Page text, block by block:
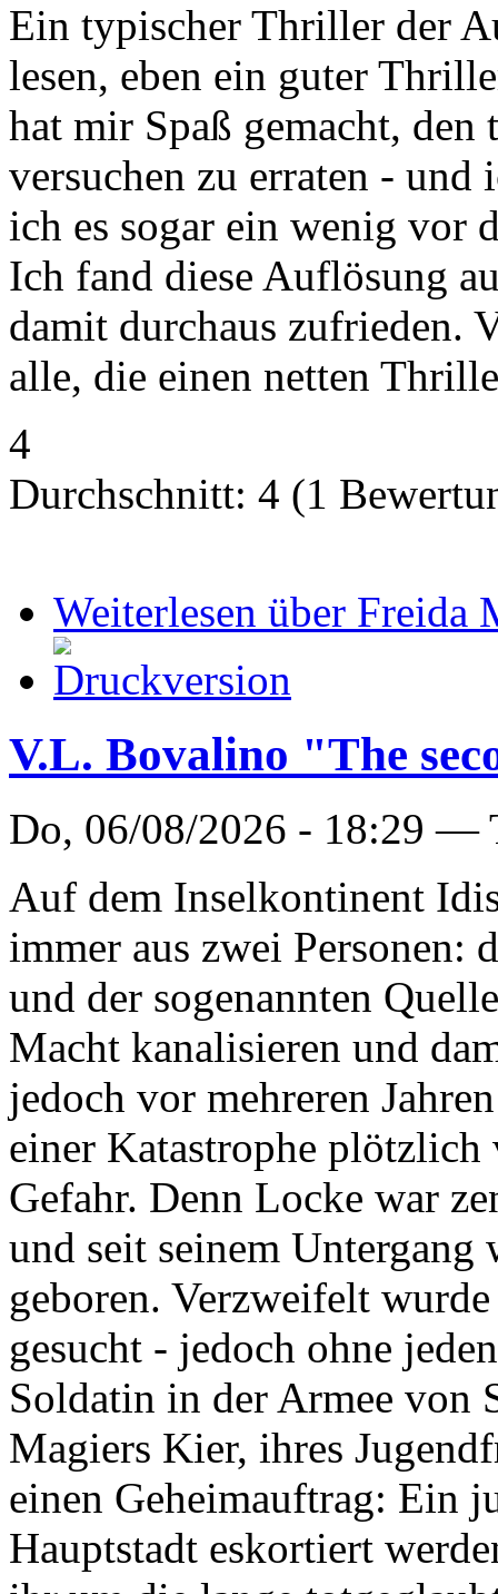
Ein typischer Thriller der
lesen, eben ein guter
hat mir Spaß gemacht,
versuchen zu erraten - und
ich es sogar ein wenig vor
Ich fand diese Auflösung
damit durchaus zufrieden.
alle, die einen netten
4
Durchschnitt: 4 (1
Weiterlesen über Freida
V.L. Bovalino "The
Do, 06/08/2026 - 18:29 —
Auf dem Inselkontinent
immer aus zwei Personen:
und der sogenannten
Macht kanalisieren und
jedoch vor mehreren
einer Katastrophe
Gefahr. Denn Locke war
und seit seinem Untergang
geboren. Verzweifelt
gesucht - jedoch ohne
Soldatin in der Armee von
Magiers Kier, ihres
einen Geheimauftrag: Ein
Hauptstadt eskortiert